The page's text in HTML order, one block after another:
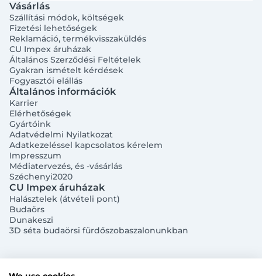
Bejelentkezés e-mail-címmel
Megjegyzés
Szaniterek
MOZGÁSKORLÁTOZOTT TERMÉKEK
Radiátorok
Vásárlás
Szállítási módok, költségek
Fizetési lehetőségek
Reklamáció, termékvisszaküldés
CU Impex áruházak
Általános Szerződési Feltételek
Gyakran ismételt kérdések
Fogyasztói elállás
Általános információk
Karrier
Elérhetőségek
Gyártóink
Adatvédelmi Nyilatkozat
Adatkezeléssel kapcsolatos kérelem
Impresszum
Médiatervezés, és -vásárlás
Széchenyi2020
CU Impex áruházak
Halásztelek (átvételi pont)
Budaörs
Dunakeszi
3D séta budaörsi fürdőszobaszalonunkban